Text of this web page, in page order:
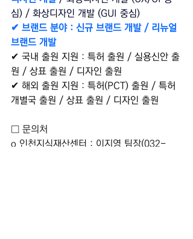
심) / 화상디자인 개발 (GUI 중심)
✔ 브랜드 분야 : 신규 브랜드 개발 / 리뉴얼
브랜드 개발
✔ 국내 출원 지원 : 특허 출원 / 실용신안 출
원 / 상표 출원 / 디자인 출원
✔ 해외 출원 지원 : 특허(PCT) 출원 / 특허
개별국 출원 / 상표 출원 / 디자인 출원
□ 문의처
o 인천지식재산센터 : 이지영 팀장(032-